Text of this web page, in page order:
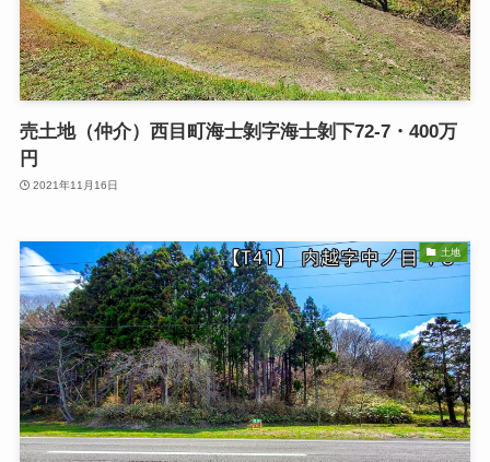
売土地（仲介）西目町海士剝字海士剝下72-7・400万
円
2021年11月16日
土地